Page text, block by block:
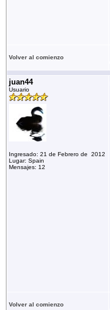
Volver al comienzo
juan44
Usuario
Ingresado: 21 de Febrero de 2012
Lugar: Spain
Mensajes: 12
Volver al comienzo